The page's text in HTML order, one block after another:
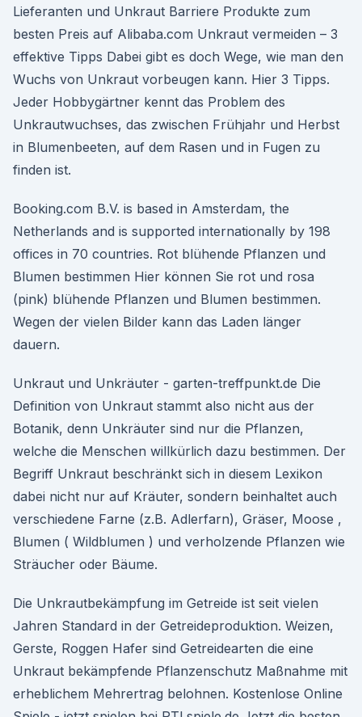
Lieferanten und Unkraut Barriere Produkte zum
besten Preis auf Alibaba.com Unkraut vermeiden – 3
effektive Tipps Dabei gibt es doch Wege, wie man den
Wuchs von Unkraut vorbeugen kann. Hier 3 Tipps.
Jeder Hobbygärtner kennt das Problem des
Unkrautwuchses, das zwischen Frühjahr und Herbst
in Blumenbeeten, auf dem Rasen und in Fugen zu
finden ist.
Booking.com B.V. is based in Amsterdam, the
Netherlands and is supported internationally by 198
offices in 70 countries. Rot blühende Pflanzen und
Blumen bestimmen Hier können Sie rot und rosa
(pink) blühende Pflanzen und Blumen bestimmen.
Wegen der vielen Bilder kann das Laden länger
dauern.
Unkraut und Unkräuter - garten-treffpunkt.de Die
Definition von Unkraut stammt also nicht aus der
Botanik, denn Unkräuter sind nur die Pflanzen,
welche die Menschen willkürlich dazu bestimmen. Der
Begriff Unkraut beschränkt sich in diesem Lexikon
dabei nicht nur auf Kräuter, sondern beinhaltet auch
verschiedene Farne (z.B. Adlerfarn), Gräser, Moose ,
Blumen ( Wildblumen ) und verholzende Pflanzen wie
Sträucher oder Bäume.
Die Unkrautbekämpfung im Getreide ist seit vielen
Jahren Standard in der Getreideproduktion. Weizen,
Gerste, Roggen Hafer sind Getreidearten die eine
Unkraut bekämpfende Pflanzenschutz Maßnahme mit
erheblichem Mehrertrag belohnen. Kostenlose Online